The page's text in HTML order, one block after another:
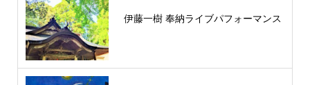
伊藤一樹 奉納ライブパフォーマンス